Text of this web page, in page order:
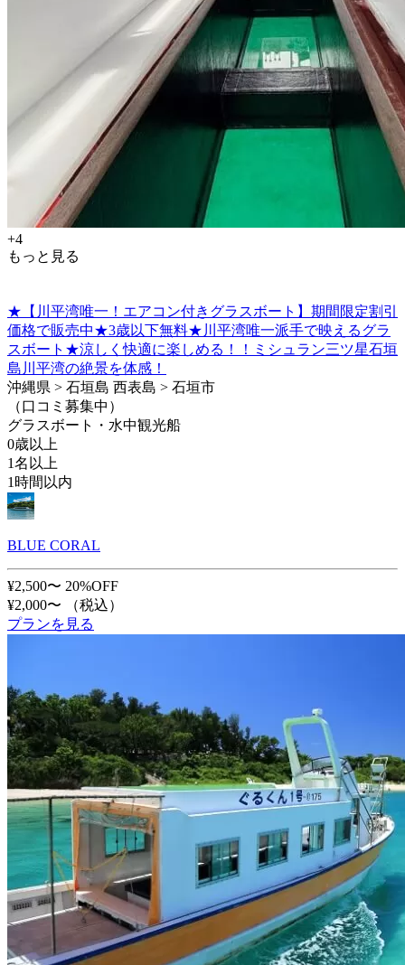
+4
もっと見る
★【川平湾唯一！エアコン付きグラスボート】期間限定割引
価格で販売中★3歳以下無料★川平湾唯一派手で映えるグラ
スボート★涼しく快適に楽しめる！！ミシュラン三ツ星石垣
島川平湾の絶景を体感！
沖縄県 > 石垣島 西表島 > 石垣市
（口コミ募集中）
グラスボート・水中観光船
0歳以上
1名以上
1時間以内
BLUE CORAL
¥2,500〜 20%OFF
¥2,000〜
（税込）
プランを見る